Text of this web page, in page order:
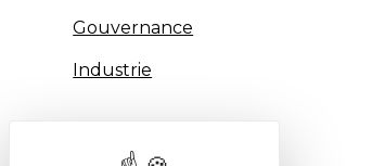
Gouvernance
Industrie